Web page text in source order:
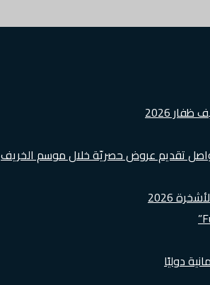
2026
تقديم عروض حصريّة خلال موسم الخريف
2026